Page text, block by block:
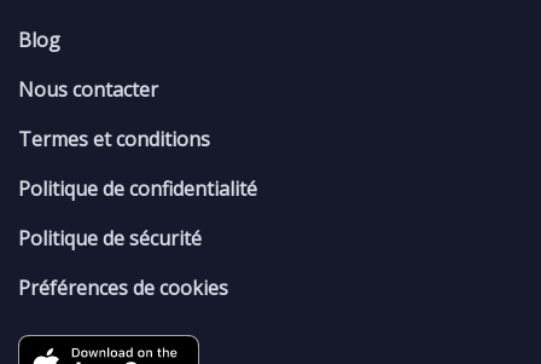
Blog
Nous contacter
Termes et conditions
Politique de confidentialité
Politique de sécurité
Préférences de cookies